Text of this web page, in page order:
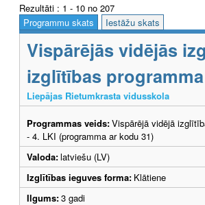
Rezultāti : 1 - 10 no 207
Programmu skats
Iestāžu skats
Vispārējās vidējās
izglītības programma
Liepājas Rietumkrasta vidusskola
Programmas veids:Vispārējā vidējā
- 4. LKI (programma ar kodu 31)
Valoda:latviešu (LV)
Izglītības ieguves forma: Klātiene
Ilgums:3 gadi